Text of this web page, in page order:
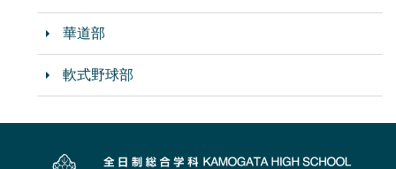
華道部
軟式野球部